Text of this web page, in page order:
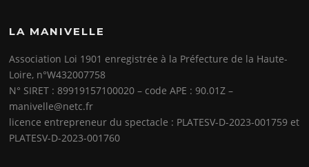
LA MANIVELLE
Association Loi 1901 enregistrée à la Préfecture de la Haute-
Loire, n°W432007758
N° SIRET : 89919157100020 – code APE : 90.01Z –
manivelle@netc.fr
licence entrepreneur du spectacle : PLATESV-D-2023-001759 et
PLATESV-D-2023-001760